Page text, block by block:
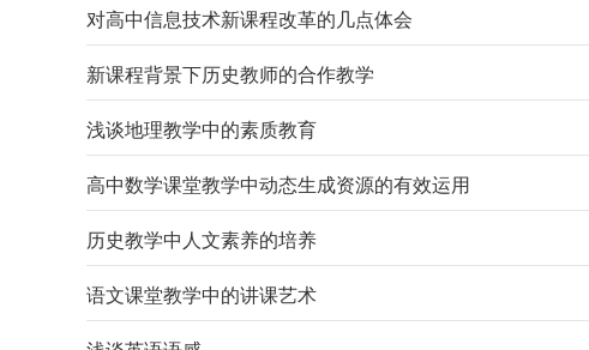
对高中信息技术新课程改革的几点体会
新课程背景下历史教师的合作教学
浅谈地理教学中的素质教育
高中数学课堂教学中动态生成资源的有效运用
历史教学中人文素养的培养
语文课堂教学中的讲课艺术